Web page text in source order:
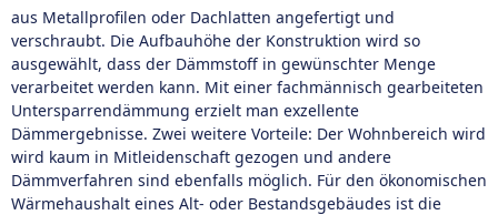
aus Metallprofilen oder Dachlatten angefertigt und
verschraubt. Die Aufbauhöhe der Konstruktion wird so
ausgewählt, dass der Dämmstoff in gewünschter Menge
verarbeitet werden kann. Mit einer fachmännisch gearbeiteten
Untersparrendämmung erzielt man exzellente
Dämmergebnisse. Zwei weitere Vorteile: Der Wohnbereich wird
wird kaum in Mitleidenschaft gezogen und andere
Dämmverfahren sind ebenfalls möglich. Für den ökonomischen
Wärmehaushalt eines Alt- oder Bestandsgebäudes ist die